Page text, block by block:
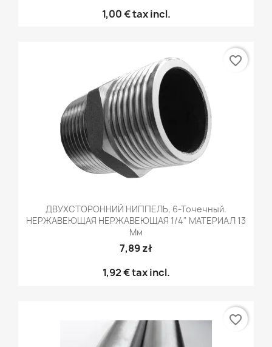
1,00 €tax incl.
ДВУХСТОРОННИЙ НИППЕЛЬ, 6-Точечный.
НЕРЖАВЕЮЩАЯ НЕРЖАВЕЮЩАЯ 1/4" МАТЕРИАЛ 13
Мм
7,89 zł
1,92 €tax incl.
favorite_border
favorite_border